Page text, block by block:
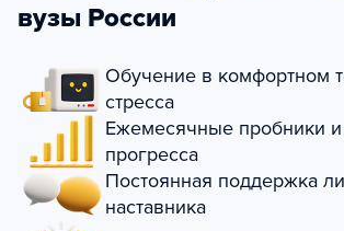
вузы России
Обучение в комфортном
стресса
Ежемесячные пробники и
прогресса
Постоянная поддержка
наставника